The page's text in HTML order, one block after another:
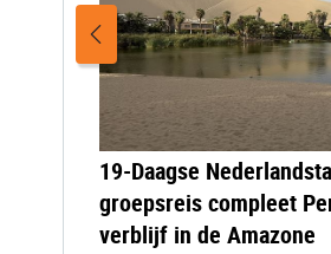
19-Daagse
groepsreis compleet
verblijf in de Amazone